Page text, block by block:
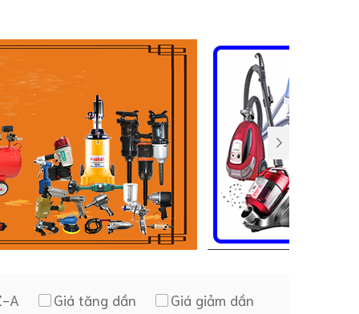
A Giá tăng dần Giá giảm dần